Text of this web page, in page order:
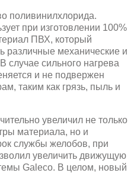
поливинилхлорида.
при изготовлении 100%
ПВХ, который
различные механические и
случае сильного нагрева
и не подвержен
таким как грязь, пыль и
увеличил не только
материала, но и
службы желобов, при
увеличить движущую
Galeco. В целом, новый